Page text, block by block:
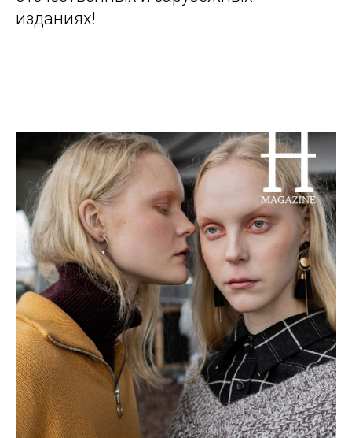
изданиях!